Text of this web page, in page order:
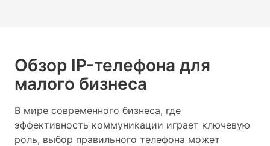
Обзор IP-телефона для
малого бизнеса
В мире современного бизнеса, где
эффективность коммуникации играет ключевую
роль, выбор правильного телефона может